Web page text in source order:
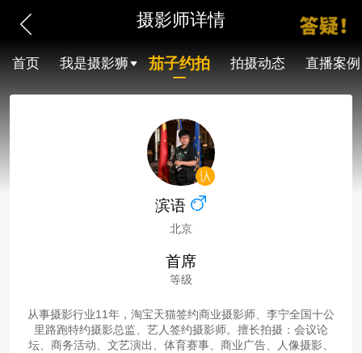
摄影师详情
首页 我是摄影狮 茄子约拍 拍摄动态 直播案例
滨语
北京
首席
等级
从事摄影行业11年，淘宝天猫签约商业摄影师、李宁全国十公
里路跑特约摄影总监、艺人签约摄影师。擅长拍摄：会议论
坛、商务活动、文艺演出、体育赛事、商业广告、人像摄影、